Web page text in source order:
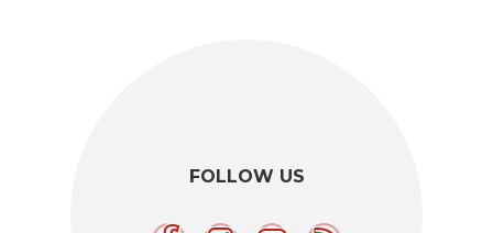
FOLLOW US